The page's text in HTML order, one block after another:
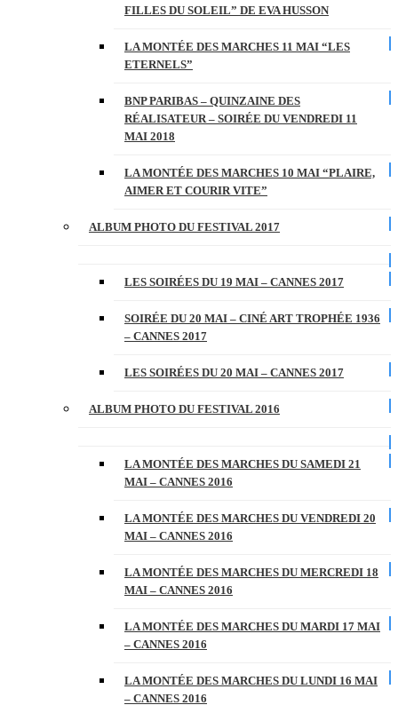
FILLES DU SOLEIL” DE EVA HUSSON
LA MONTÉE DES MARCHES 11 MAI “LES
ETERNELS”
BNP PARIBAS – QUINZAINE DES
RÉALISATEUR – SOIRÉE DU VENDREDI 11
MAI 2018
LA MONTÉE DES MARCHES 10 MAI “PLAIRE,
AIMER ET COURIR VITE”
ALBUM PHOTO DU FESTIVAL 2017
LES SOIRÉES DU 19 MAI – CANNES 2017
SOIRÉE DU 20 MAI – CINÉ ART TROPHÉE 1936
– CANNES 2017
LES SOIRÉES DU 20 MAI – CANNES 2017
ALBUM PHOTO DU FESTIVAL 2016
LA MONTÉE DES MARCHES DU SAMEDI 21
MAI – CANNES 2016
LA MONTÉE DES MARCHES DU VENDREDI 20
MAI – CANNES 2016
LA MONTÉE DES MARCHES DU MERCREDI 18
MAI – CANNES 2016
LA MONTÉE DES MARCHES DU MARDI 17 MAI
– CANNES 2016
LA MONTÉE DES MARCHES DU LUNDI 16 MAI
– CANNES 2016